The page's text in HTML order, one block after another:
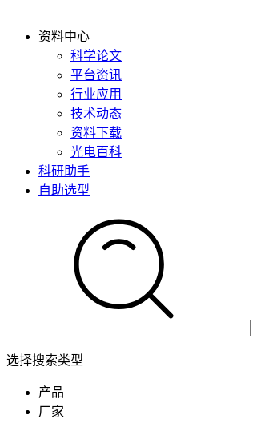
资料中心
科学论文
平台资讯
行业应用
技术动态
资料下载
光电百科
科研助手
自助选型
选择搜索类型
产品
厂家